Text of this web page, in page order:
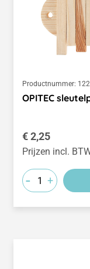
Productnummer:
OPITEC
Normale prijs:
€ 2,25
Prijzen incl.
- +